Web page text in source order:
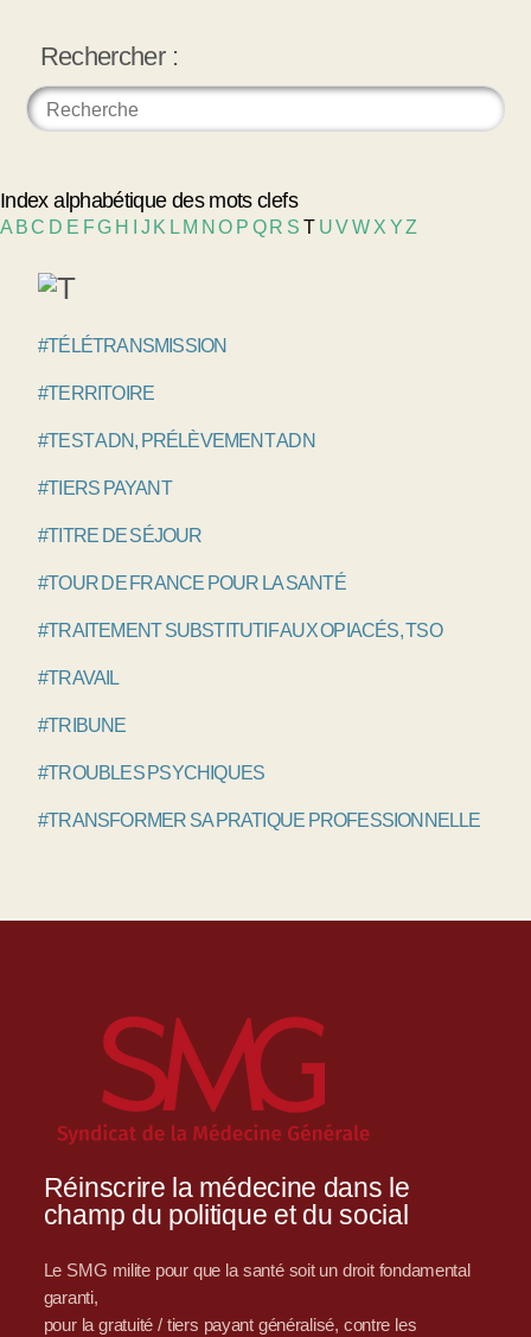
Rechercher :
Index alphabétique des mots clefs
A BC D E FG H J K L M NO P Q R S T UVW X YZ
#TÉLÉTRANSMISSION
#TERRITOIRE
#TEST ADN, PRÉLÈVEMENT ADN
#TIERS PAYANT
#TITRE DE SÉJOUR
#TOUR DE FRANCE POUR LA SANTÉ
#TRAITEMENT SUBSTITUTIF AUX OPIACÉS, TSO
#TRAVAIL
#TRIBUNE
#TROUBLES PSYCHIQUES
#TRANSFORMER SA PRATIQUE PROFESSIONNELLE
Réinscrire la médecine dans le
champ du politique et du social
Le SMG milite pour que la santé soit un droit fondamental
garanti,
pour la gratuité / tiers payant généralisé, contre les